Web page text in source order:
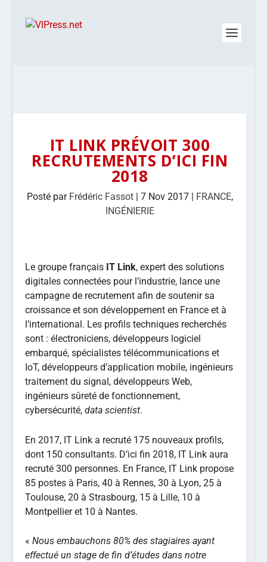
IT LINK PRÉVOIT 300
RECRUTEMENTS D’ICI FIN
2018
Posté par Frédéric Fassot| 7 Nov 2017| FRANCE,
INGÉNIERIE
Le groupe français IT Link, expert des solutions
digitales connectées pour l’industrie, lance une
campagne de recrutement afin de soutenir sa
croissance et son développement en France et à
l’international. Les profils techniques recherchés
sont : électroniciens, développeurs logiciel
embarqué, spécialistes télécommunications et
IoT, développeurs d’application mobile, ingénieurs
traitement du signal, développeurs Web,
ingénieurs sûreté de fonctionnement,
cybersécurité,data scientist.
En 2017, IT Link a recruté 175 nouveaux profils,
dont 150 consultants. D’ici fin 2018, IT Link aura
recruté 300 personnes. En France, IT Link propose
85 postes à Paris, 40 à Rennes, 30 à Lyon, 25 à
Toulouse, 20 à Strasbourg, 15 à Lille, 10 à
Montpellier et 10 à Nantes.
«Nous embauchons 80% des stagiaires ayant
effectué un stage de fin d’études dans notre